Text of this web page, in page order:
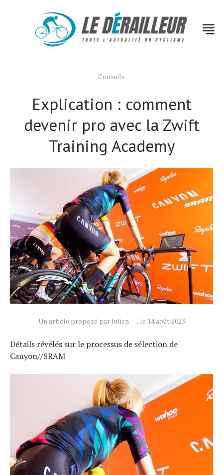
Conseils
Explication : comment
devenir pro avec la Zwift
Training Academy
Un article proposé par Julien , le 14 août 2023
Détails révélés sur le processus de sélection de
Canyon//SRAM